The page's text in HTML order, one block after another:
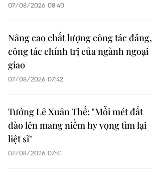
07/08/2026 08:40
Nâng cao chất lượng công tác đảng,
công tác chính trị của ngành ngoại
giao
07/08/2026 07:42
Tướng Lê Xuân Thế: "Mỗi mét đất
đào lên mang niềm hy vọng tìm lại
liệt sĩ"
07/08/2026 07:41